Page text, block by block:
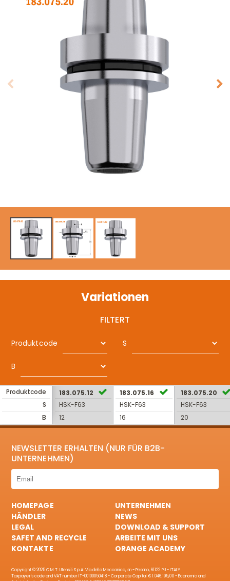
Variationen
FILTERT
Produktcode S
B
Produktcode
S
B
183.075.12
HSK-F63
12
183.075.16
HSK-F63
16
183.075.20
HSK-F63
20
NEWSLETTER ERHALTEN (NUR FÜR B2B-
UNTERNEHMEN)
HOMEPAGE
UNTERNEHMEN
HÄNDLER
NEWS
LEGAL
DOWNLOAD & SUPPORT
SAFET AND RECYCLE
ARBEITE MIT UNS
KONTAKTE
ORANGE ACADEMY
Copyright © 2025 C.M.T. Utensili S.p.A. Via della Meccanica, sn - Pesaro, 61122 PU - ITALY
Taxpayer's code and VAT number IT-00100050418 - Corporate Capital € 1.046.195,00 - Economic and